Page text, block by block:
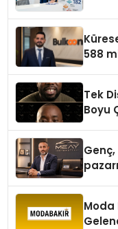
588
Tek
Boyu
Moda